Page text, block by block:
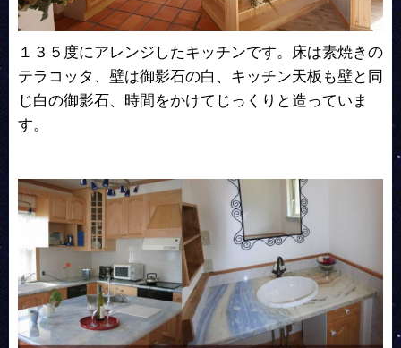
１３５度にアレンジしたキッチンです。床は素焼きの
テラコッタ、壁は御影石の白、キッチン天板も壁と同
じ白の御影石、時間をかけてじっくりと造っていま
す。